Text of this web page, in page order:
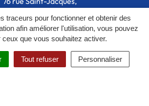
traceurs pour fonctionner et obtenir des
afin améliorer l'utilisation, vous pouvez
ceux que vous souhaitez activer.
Tout refuser Personnaliser
RECHERCHE
91150 Étampes
01 64 59 26 72
d'ouverture